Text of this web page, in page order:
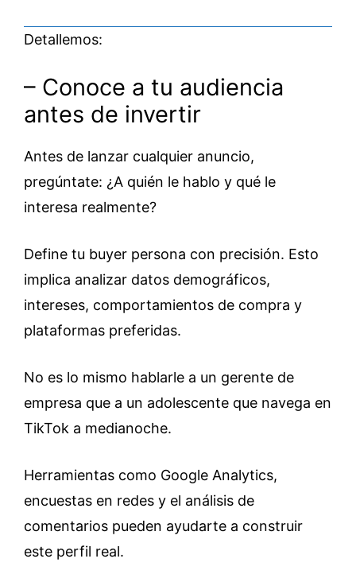
Detallemos:
– Conoce a tu audiencia
antes de invertir
Antes de lanzar cualquier anuncio,
pregúntate: ¿A quién le hablo y qué le
interesa realmente?
Define tu buyer persona con precisión. Esto
implica analizar datos demográficos,
intereses, comportamientos de compra y
plataformas preferidas.
No es lo mismo hablarle a un gerente de
empresa que a un adolescente que navega en
TikTok a medianoche.
Herramientas como Google Analytics,
encuestas en redes y el análisis de
comentarios pueden ayudarte a construir
este perfil real.